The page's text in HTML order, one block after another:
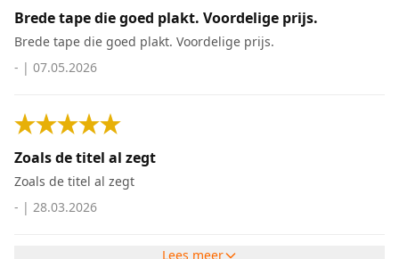
Brede tape die goed plakt. Voordelige prijs.
Brede tape die goed plakt. Voordelige prijs.
- | 07.05.2026
Zoals de titel al zegt
Zoals de titel al zegt
- | 28.03.2026
Lees meer